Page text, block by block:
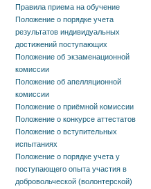
Правила приема на обучение
Положение о порядке учета
результатов индивидуальных
достижений поступающих
Положение об экзаменационной
комиссии
Положение об апелляционной
комиссии
Положение о приёмной комиссии
Положение о конкурсе аттестатов
Положение о вступительных
испытаниях
Положение о порядке учета у
поступающего опыта участия в
добровольческой (волонтерской)